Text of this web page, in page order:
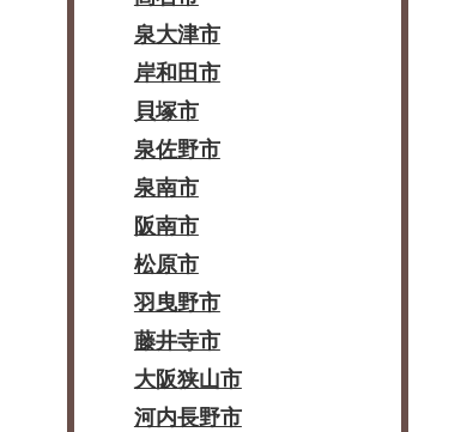
泉大津市
岸和田市
貝塚市
泉佐野市
泉南市
阪南市
松原市
羽曳野市
藤井寺市
大阪狭山市
河内長野市